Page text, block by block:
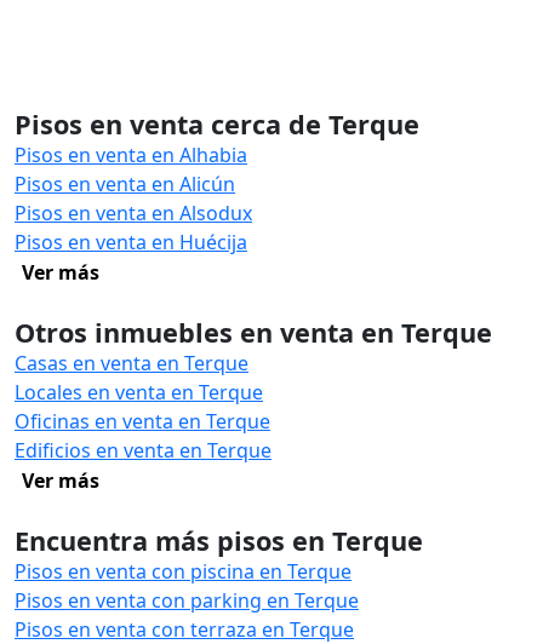
Pisos en venta cerca de Terque
Pisos en venta en Alhabia
Pisos en venta en Alicún
Pisos en venta en Alsodux
Pisos en venta en Huécija
Ver más
Otros inmuebles en venta en Terque
Casas en venta en Terque
Locales en venta en Terque
Oficinas en venta en Terque
Edificios en venta en Terque
Ver más
Encuentra más pisos en Terque
Pisos en venta con piscina en Terque
Pisos en venta con parking en Terque
Pisos en venta con terraza en Terque